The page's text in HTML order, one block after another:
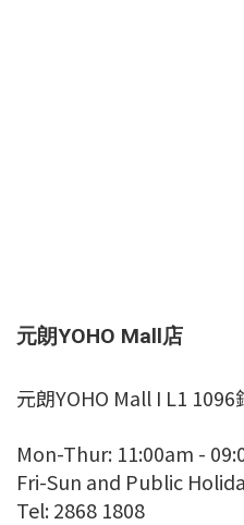
元朗YOHO Mall店
元朗YOHO Mall I L1 1096
Mon-Thur: 11:00am -
Fri-Sun and Public
Tel: 2868 1808